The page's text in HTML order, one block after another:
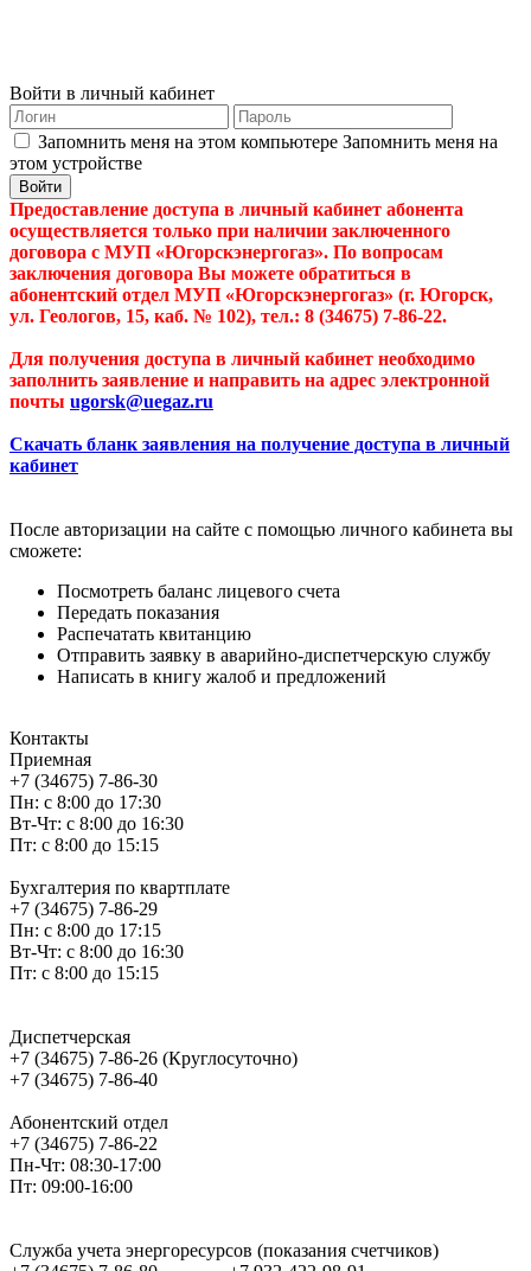
Войти в личный кабинет
Запомнить меня на этом компьютере Запомнить меня на
этом устройстве
Предоставление доступа в личный кабинет абонента
осуществляется только при наличии заключенного
договора с МУП «Югорскэнергогаз». По вопросам
заключения договора Вы можете обратиться в
абонентский отдел МУП «Югорскэнергогаз» (г. Югорск,
ул. Геологов, 15, каб. № 102), тел.: 8 (34675) 7-86-22.
Для получения доступа в личный кабинет необходимо
заполнить заявление и направить на адрес электронной
почты ugorsk@uegaz.ru
Скачать бланк заявления на получение доступа в личный
кабинет
После авторизации на сайте с помощью личного кабинета вы
сможете:
Посмотреть баланс лицевого счета
Передать показания
Распечатать квитанцию
Отправить заявку в аварийно-диспетчерскую службу
Написать в книгу жалоб и предложений
Контакты
Приемная
+7 (34675) 7-86-30
Пн: с 8:00 до 17:30
Вт-Чт: с 8:00 до 16:30
Пт: с 8:00 до 15:15
Бухгалтерия по квартплате
+7 (34675) 7-86-29
Пн: с 8:00 до 17:15
Вт-Чт: с 8:00 до 16:30
Пт: с 8:00 до 15:15
Диспетчерская
+7 (34675) 7-86-26 (Круглосуточно)
+7 (34675) 7-86-40
Абонентский отдел
+7 (34675) 7-86-22
Пн-Чт: 08:30-17:00
Пт: 09:00-16:00
Служба учета энергоресурсов (показания счетчиков)